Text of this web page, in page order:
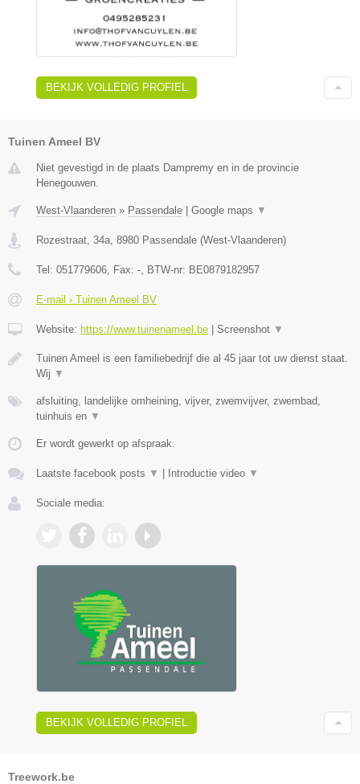
BEKIJK VOLLEDIG PROFIEL
Tuinen Ameel BV
Niet gevestigd in de plaats Dampremy en in de provincie
Henegouwen.
West-Vlaanderen » Passendale Google maps ▼
Rozestraat, 34a, 8980 Passendale (West-Vlaanderen)
Tel: 051779606, Fax: -, BTW-nr: BE0879182957
E-mail › Tuinen Ameel BV
Website: https://www.tuinenameel.be Screenshot ▼
Tuinen Ameel is een familiebedrijf die al 45 jaar tot uw dienst staat.
Wij ▼
afsluiting, landelijke omheining, vijver, zwemvijver, zwembad,
tuinhuis en ▼
Er wordt gewerkt op afspraak.
Laatste facebook posts ▼ Introductie video ▼
Sociale media:
BEKIJK VOLLEDIG PROFIEL
Treework.be